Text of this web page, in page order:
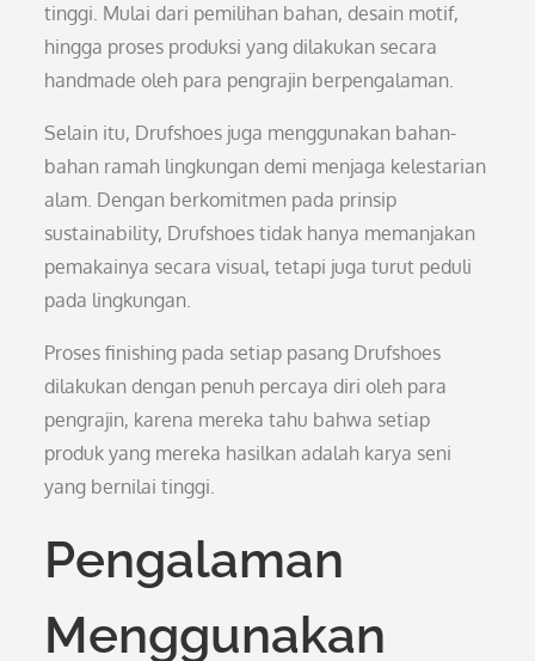
tinggi. Mulai dari pemilihan bahan, desain motif,
hingga proses produksi yang dilakukan secara
handmade oleh para pengrajin berpengalaman.
Selain itu, Drufshoes juga menggunakan bahan-
bahan ramah lingkungan demi menjaga kelestarian
alam. Dengan berkomitmen pada prinsip
sustainability, Drufshoes tidak hanya memanjakan
pemakainya secara visual, tetapi juga turut peduli
pada lingkungan.
Proses finishing pada setiap pasang Drufshoes
dilakukan dengan penuh percaya diri oleh para
pengrajin, karena mereka tahu bahwa setiap
produk yang mereka hasilkan adalah karya seni
yang bernilai tinggi.
Pengalaman
Menggunakan